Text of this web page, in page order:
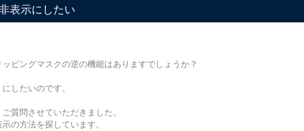
表示にしたい
ピングマスクの逆の機能はありますでしょうか？
したいのです。
質問させていただきました。
の方法を探しています。